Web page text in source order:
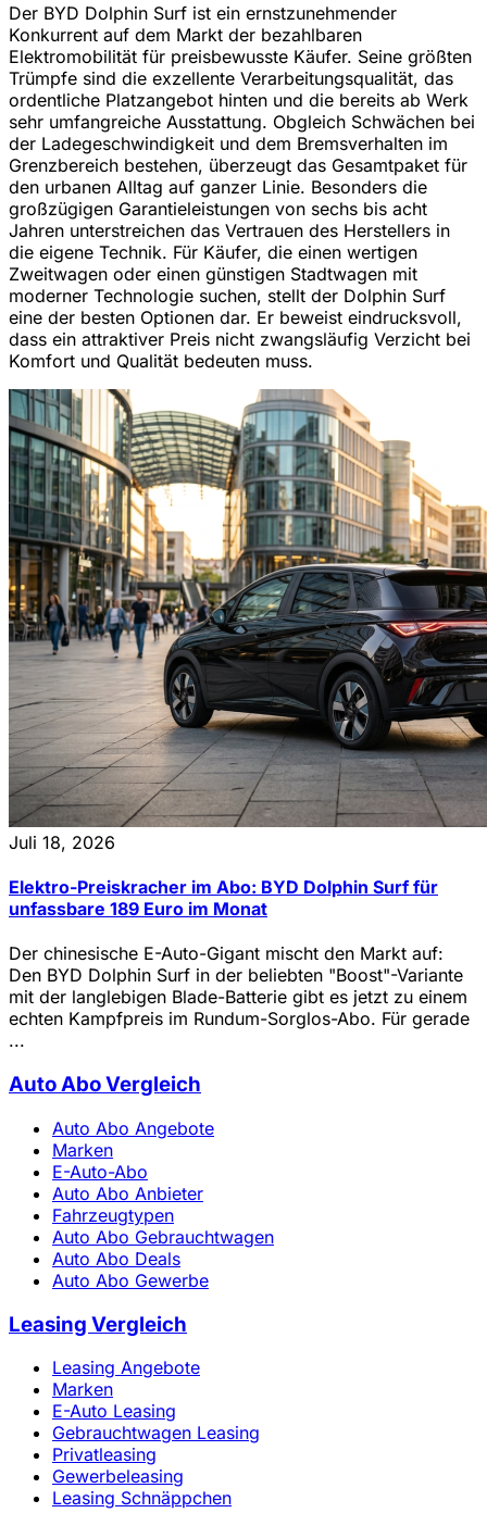
Der BYD Dolphin Surf ist ein ernstzunehmender
Konkurrent auf dem Markt der bezahlbaren
Elektromobilität für preisbewusste Käufer. Seine größten
Trümpfe sind die exzellente Verarbeitungsqualität, das
ordentliche Platzangebot hinten und die bereits ab Werk
sehr umfangreiche Ausstattung. Obgleich Schwächen bei
der Ladegeschwindigkeit und dem Bremsverhalten im
Grenzbereich bestehen, überzeugt das Gesamtpaket für
den urbanen Alltag auf ganzer Linie. Besonders die
großzügigen Garantieleistungen von sechs bis acht
Jahren unterstreichen das Vertrauen des Herstellers in
die eigene Technik. Für Käufer, die einen wertigen
Zweitwagen oder einen günstigen Stadtwagen mit
moderner Technologie suchen, stellt der Dolphin Surf
eine der besten Optionen dar. Er beweist eindrucksvoll,
dass ein attraktiver Preis nicht zwangsläufig Verzicht bei
Komfort und Qualität bedeuten muss.
Juli 18, 2026
Elektro-Preiskracher im Abo: BYD Dolphin Surf für
unfassbare 189 Euro im Monat
Der chinesische E-Auto-Gigant mischt den Markt auf:
Den BYD Dolphin Surf in der beliebten "Boost"-Variante
mit der langlebigen Blade-Batterie gibt es jetzt zu einem
echten Kampfpreis im Rundum-Sorglos-Abo. Für gerade
...
Auto Abo Vergleich
Auto Abo Angebote
Marken
E-Auto-Abo
Auto Abo Anbieter
Fahrzeugtypen
Auto Abo Gebrauchtwagen
Auto Abo Deals
Auto Abo Gewerbe
Leasing Vergleich
Leasing Angebote
Marken
E-Auto Leasing
Gebrauchtwagen Leasing
Privatleasing
Gewerbeleasing
Leasing Schnäppchen